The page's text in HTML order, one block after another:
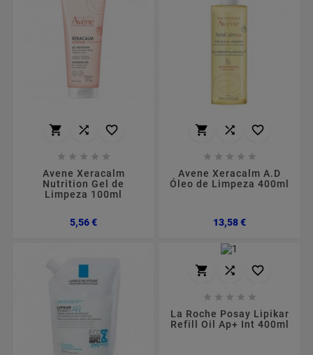
  
    
Avene Xeracalm
Nutrition Gel de
Limpeza 100ml
5,56 €Preço
  
    
Avene Xeracalm A.D
Óleo de Limpeza 400ml
13,58 €Preço
  
    
La Roche Posay Lipikar
Refill Oil Ap+ Int 400ml